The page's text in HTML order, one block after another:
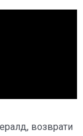
возврати